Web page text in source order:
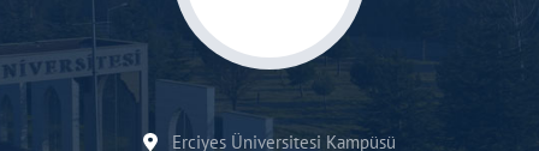
Erciyes Üniversitesi Kampüsü